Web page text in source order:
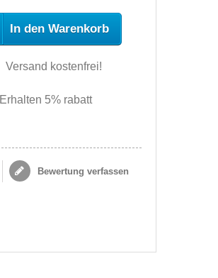
In den Warenkorb
Versand kostenfrei!
Erhalten 5% rabatt
Bewertung verfassen